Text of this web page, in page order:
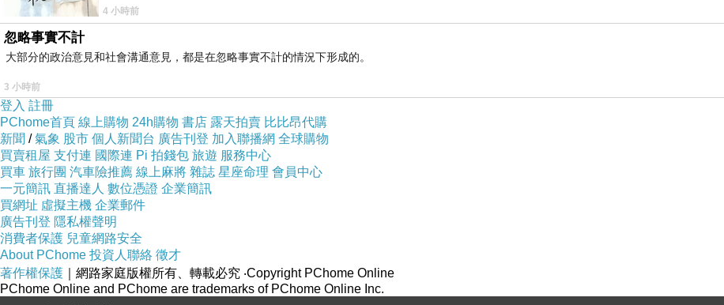
美麗海水族館.2
每間房都是海景房
美麗海水族館.3
些許藍天白雲探出頭來
4 小時前
忽略事實不計
大部分的政治意見和社會溝通意見，都是在忽略事實不計的情況下形成的。
3 小時前
登入 註冊
PChome首頁 線上購物 24h購物 書店 露天拍賣 比比昂代購
新聞 /氣象 股市 個人新聞台 廣告刊登 加入聯播網 全球購物
買賣租屋 支付連 國際連 Pi 拍錢包 旅遊 服務中心
買車 旅行團 汽車險推薦 線上麻將 雜誌 星座命理 會員中心
一元簡訊 直播達人 數位憑證 企業簡訊
買網址 虛擬主機 企業郵件
廣告刊登 隱私權聲明
消費者保護 兒童網路安全
About PChome 投資人聯絡 徵才
著作權保護 ｜網路家庭版權所有、轉載必究 ‧Copyright PChome Online
PChome Online and PChome are trademarks of PChome Online Inc.